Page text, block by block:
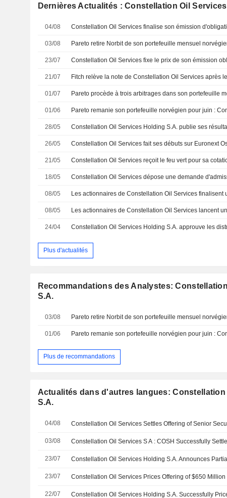
Dernières Actualités : Constellation Oil
04/08
03/08 Pareto retire Norbit de son portefeuille mensuel
23/07
21/07
01/07 Pareto procède à trois arbitrages dans son portefeuille
01/06
28/05
26/05 Constellation Oil Services fait ses débuts sur Euronext
21/05
18/05
08/05
08/05
24/04
Plus d'actualités
Recommandations des Analystes:
S.A.
03/08 Pareto retire Norbit de son portefeuille mensuel
01/06
Plus de recommandations
Actualités dans d'autres langues:
S.A.
04/08 Constellation Oil Services Settles Offering of Senior
03/08
23/07
23/07 Constellation Oil Services Prices Offering of $650
22/07